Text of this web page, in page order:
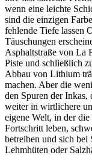
wenn eine leichte
sind die einzigen
fehlende Tiefe lassen
Täuschungen
Asphaltstraße von La
Piste und schließlich
Abbau von Lithium
machen. Aber die
den Spuren der Inkas,
weiter in wirtlichere
eigene Welt, in der
Fortschritt leben,
betreiben und sich bei
Lehmhüten oder